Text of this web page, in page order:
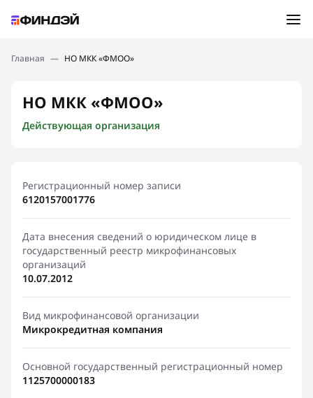
Подбор займа
Новости
Финансовое просвещение
Главная — НО МКК «ФМОО»
НО МКК «ФМОО»
Действующая организация
Регистрационный номер записи
6120157001776
Дата внесения сведений о юридическом лице в
государственный реестр микрофинансовых
организаций
10.07.2012
Вид микрофинансовой организации
Микрокредитная компания
Основной государственный регистрационный номер
1125700000183
Ошибка:Контактная форма не найдена.
Спасибо, что написали нам
Мы свяжемся с Вами в ближайшее время и сообщим
результат
Отправить новый запрос